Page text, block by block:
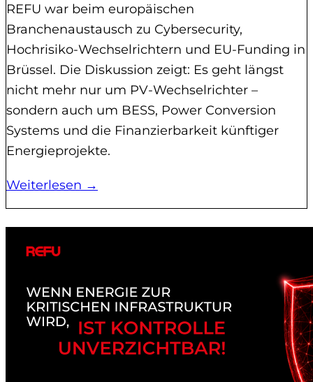
REFU war beim europäischen
Branchenaustausch zu Cybersecurity,
Hochrisiko-Wechselrichtern und EU-Funding in
Brüssel. Die Diskussion zeigt: Es geht längst
nicht mehr nur um PV-Wechselrichter –
sondern auch um BESS, Power Conversion
Systems und die Finanzierbarkeit künftiger
Energieprojekte.
Weiterlesen →